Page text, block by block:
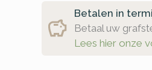
Betalen in
Betaal uw
Lees hier onze